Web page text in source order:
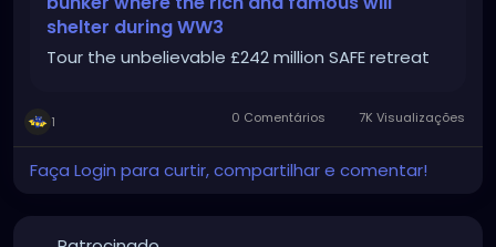
shelter during WW3
Tour the unbelievable £242 million SAFE retreat
1 0 Comentários 7K Visualizações
Faça Login para curtir, compartilhar e comentar!